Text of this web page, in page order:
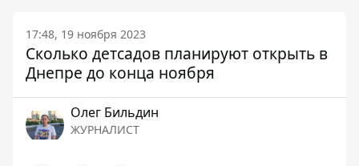
17:48, 19 ноября 2023
Сколько детсадов планируют открыть в
Днепре до конца ноября
Олег Бильдин
ЖУРНАЛИСТ